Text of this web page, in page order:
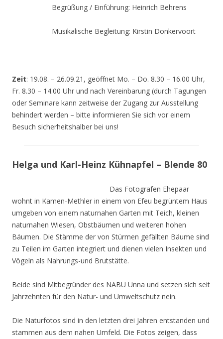
Begrüßung / Einführung: Heinrich Behrens
Musikalische Begleitung: Kirstin Donkervoort
Zeit: 19.08. – 26.09.21, geöffnet Mo. – Do. 8.30 – 16.00 Uhr,
Fr. 8.30 – 14.00 Uhr und nach Vereinbarung (durch Tagungen
oder Seminare kann zeitweise der Zugang zur Ausstellung
behindert werden – bitte informieren Sie sich vor einem
Besuch sicherheitshalber bei uns!
Helga und Karl-Heinz Kühnapfel – Blende 80
Das Fotografen Ehepaar
wohnt in Kamen-Methler in einem von Efeu begrüntem Haus
umgeben von einem naturnahen Garten mit Teich, kleinen
naturnahen Wiesen, Obstbäumen und weiteren hohen
Bäumen. Die Stämme der von Stürmen gefällten Bäume sind
zu Teilen im Garten integriert und dienen vielen Insekten und
Vögeln als Nahrungs-und Brutstätte.
Beide sind Mitbegründer des NABU Unna und setzen sich seit
Jahrzehnten für den Natur- und Umweltschutz nein.
Die Naturfotos sind in den letzten drei Jahren entstanden und
stammen aus dem nahen Umfeld. Die Fotos zeigen, dass